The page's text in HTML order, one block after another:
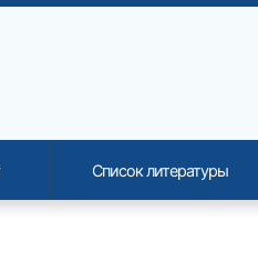
Список литературы